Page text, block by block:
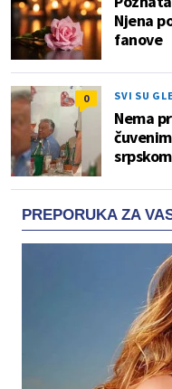
Njena
fanove
0 SVI SU
Nema
PREPORUKA ZA